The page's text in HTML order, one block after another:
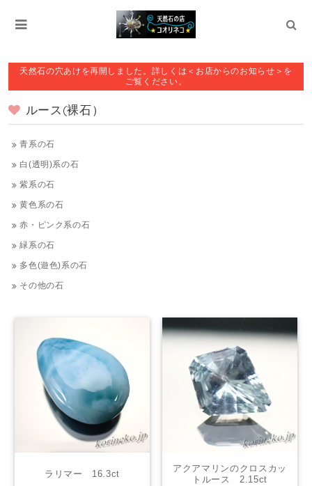
天然石の穴あけを再開しました。詳しくは＜お店からのお知らせ＞を
ご覧ください。
ルース(裸石）
青系の石
白(透明)系の石
紫系の石
黄色系の石
赤・ピンク系の石
緑系の石
多色(遊色)系の石
その他の石
ラリマー 16.3ct
アクアマリンのクロスカッ
トルース 2.15ct